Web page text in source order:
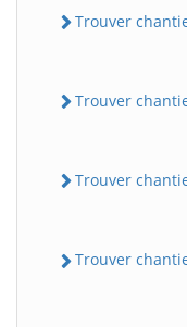
Trouver
Trouver
Trouver
Trouver